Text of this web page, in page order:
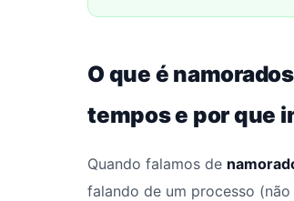
O que é
tempos e por que
Quando falamos de
falando de um processo